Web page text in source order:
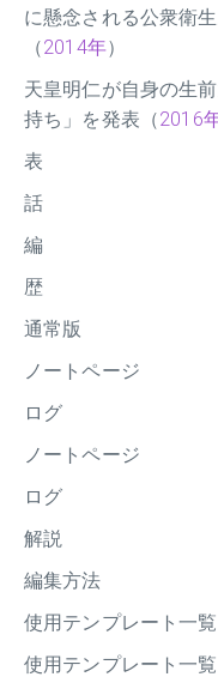
に懸念される公衆衛
（2014年）
天皇明仁が自身の生
持ち」を発表（2016
表
話
編
歴
通常版
ノートページ
ログ
ノートページ
ログ
解説
編集方法
使用テンプレート一覧
使用テンプレート一覧